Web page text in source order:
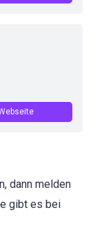
dann melden
gibt es bei